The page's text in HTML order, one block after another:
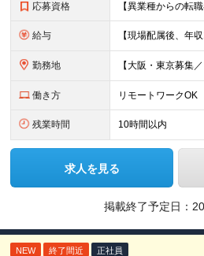
応募資格
給与
勤務地
働き方 リモートワークOK
残業時間 10時間以内
求人を見る
掲載終了予定日：
NEW 終了間近 正社員